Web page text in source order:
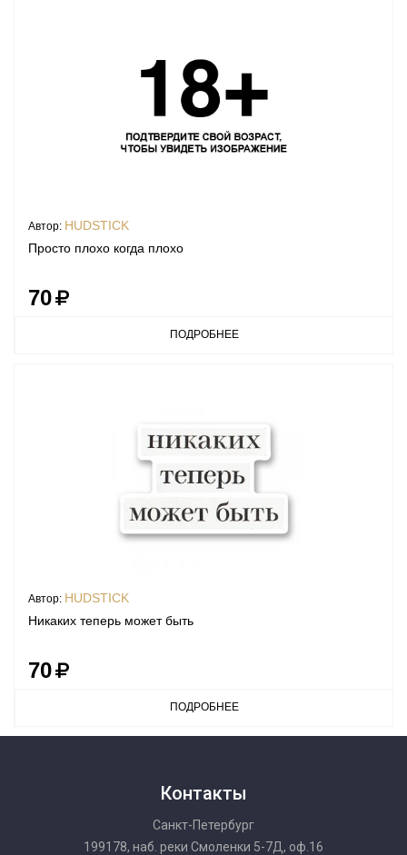
Автор: HUDSTICK
Просто плохо когда плохо
70
ПОДРОБНЕЕ
Автор: HUDSTICK
Никаких теперь может быть
70
ПОДРОБНЕЕ
Контакты
Санкт-Петербург
199178, наб. реки Смоленки 5-7Д, оф.16